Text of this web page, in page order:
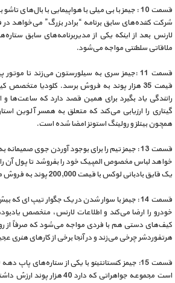
قسمت 10 : جیمز با بی میلی با هواپیمایی با
لارنس بعد از اینکه یکی از مدیربرنامه‌های سابق
ملاقاتی سلطنتی مواجه می‌شود.
قسمت 11 :جیمز سری به سیلورستون می‌زند تا
قیمت 35 هزار پوند به فروش برسد. کلودیا
رانندگی یاد بگیرد برای همین قصد دارد که ساعت‌ها
گیتاری را ارزیابی می‌کند که متعلق به همسر آلوین
همچون بیتلز و رولینگ استونز امضا شده است.
قسمت 13 : جیمز تیم را برای بوجود آوردن جوی
خواهد لباس مخصوص المپیک خود را بفروشد تا پول آن را
یک قایق بادبانی لوکس با قیمت 200,000 پوند به فروش می رسد.
خودرو را ارضا می‌کند و اطلاعات لارنس، متخصص
کیف‌های دستی هم با فردی مواجه می‌شود که صرفاً از
هرتفوردشر چرخی می‌زند و در آنجا برخی از کارهای هنری
است مجموعه جواهراتی که